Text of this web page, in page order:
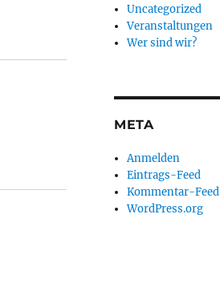
Uncategorized
Veranstaltungen
Wer sind wir?
META
Anmelden
Eintrags-Feed
Kommentar-Feed
WordPress.org